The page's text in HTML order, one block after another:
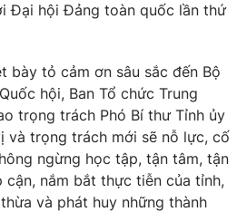
Shorts video
VTV Thể thao
Bất động sản
Đại hội Đảng toàn quốc lần thứ
bày tỏ cảm ơn sâu sắc đến Bộ
hội, Ban Tổ chức Trung
trọng trách Phó Bí thư Tỉnh ủy
và trọng trách mới sẽ nỗ lực, cố
ngừng học tập, tận tâm, tận
cận, nắm bắt thực tiễn của tỉnh,
và phát huy những thành